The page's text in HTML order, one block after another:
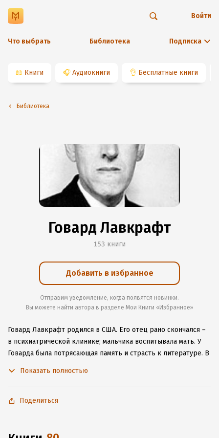
Что выбрать Библиотека Подписка
Войти
📖 Книги 🎧 Аудиокниги 👌 Бесплатные книги
Библиотека
Говард Лавкрафт
153 книги
Добавить в избранное
Отправим уведомление, когда появятся новинки.
Вы можете найти автора в разделе Мои Книги «Избранное»
Говард Лавкрафт родился в США. Его отец рано скончался –
в психиатрической клинике; мальчика воспитывала мать. У
Говарда была потрясающая память и страсть к литературе. В
удовлетворения и страдал от депрессии. Но время кризиса
безумия» и «Данвичский ужас». Но самой знаменитой книгой
Показать полностью
Поделиться